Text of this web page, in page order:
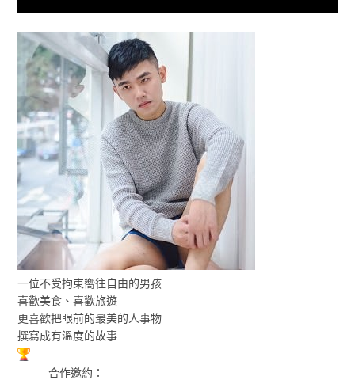
一位不受拘束嚮往自由的男孩
喜歡美食、喜歡旅遊
更喜歡把眼前的最美的人事物
撰寫成有溫度的故事
合作邀約：